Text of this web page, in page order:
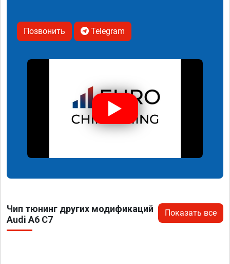
Позвонить Telegram
Чип тюнинг других модификаций
Audi A6 C7
Показать все